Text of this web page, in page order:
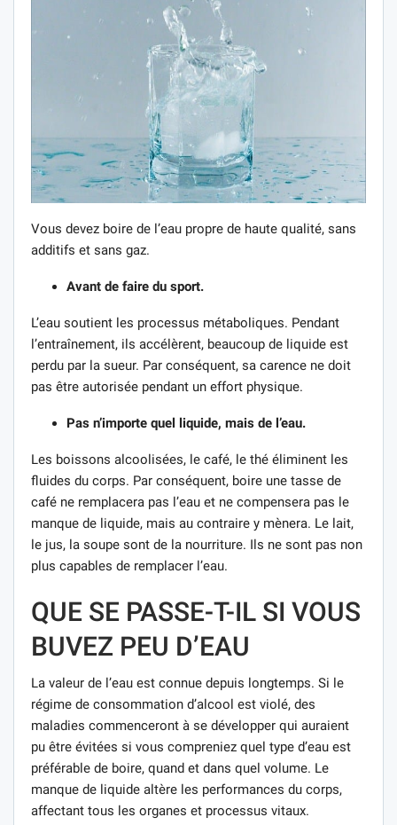
Vous devez boire de l’eau propre de haute qualité, sans
additifs et sans gaz.
Avant de faire du sport.
L’eau soutient les processus métaboliques. Pendant
l’entraînement, ils accélèrent, beaucoup de liquide est
perdu par la sueur. Par conséquent, sa carence ne doit
pas être autorisée pendant un effort physique.
Pas n’importe quel liquide, mais de l’eau.
Les boissons alcoolisées, le café, le thé éliminent les
fluides du corps. Par conséquent, boire une tasse de
café ne remplacera pas l’eau et ne compensera pas le
manque de liquide, mais au contraire y mènera. Le lait,
le jus, la soupe sont de la nourriture. Ils ne sont pas non
plus capables de remplacer l’eau.
QUE SE PASSE-T-IL SI VOUS
BUVEZ PEU D’EAU
La valeur de l’eau est connue depuis longtemps. Si le
régime de consommation d’alcool est violé, des
maladies commenceront à se développer qui auraient
pu être évitées si vous compreniez quel type d’eau est
préférable de boire, quand et dans quel volume. Le
manque de liquide altère les performances du corps,
affectant tous les organes et processus vitaux.